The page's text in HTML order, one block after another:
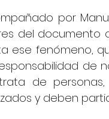
por
del documento
ese fenómeno,
de
de
y deben